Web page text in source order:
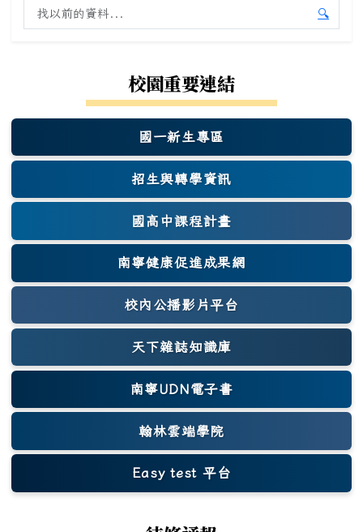
搜尋舊站內容
🔍
開始舊
校園重要連結
國一新生專區
(另開新視窗)
招生與轉學資訊
國高中課程計畫
南寧健康促進成果網
(另開新視窗)
校內公播影片平台
天下雜誌知識庫
(另開新視窗)
南寧UDN電子書
翰林雲端學院
Easy test 平台
(另開新視窗)